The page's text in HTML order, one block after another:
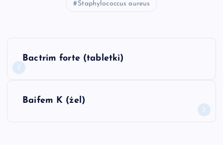
Staphylococcus aureus
N
a
Bactrim forte (tabletki)
Baifem K (żel)